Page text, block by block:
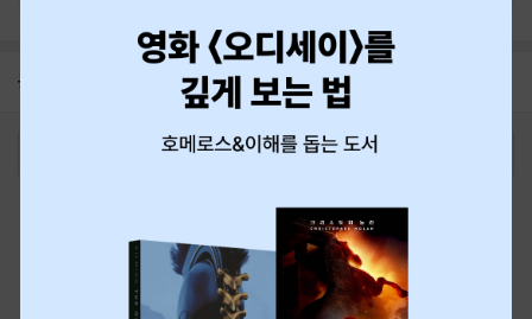
공지 8월 신용카드 무이자할부 안내
최근 본 상품
티켓 1544-6399
중고샵 1566-4295
eBook 1:1문의/채팅상담
예스이십사(주) 사업자 정보
이용약관
개인정보처리방침
청소년보호정책